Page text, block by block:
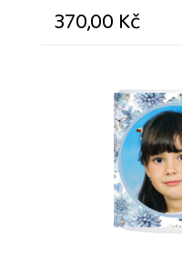
370,00 Kč